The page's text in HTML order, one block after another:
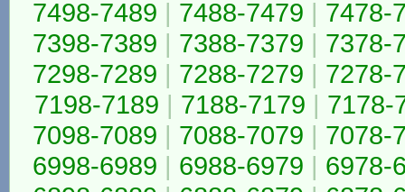
7498-7489 | 7488-7479 | 7478-
7398-7389 | 7388-7379 | 7378-
7298-7289 | 7288-7279 | 7278-
7198-7189 | 7188-7179 | 7178-
7098-7089 | 7088-7079 | 7078-
6998-6989 | 6988-6979 | 6978-